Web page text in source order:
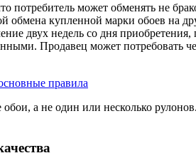
потребитель может обменять не
обмена купленной марки обоев
двух недель со дня
Продавец может потребовать
правила
а не один или несколько